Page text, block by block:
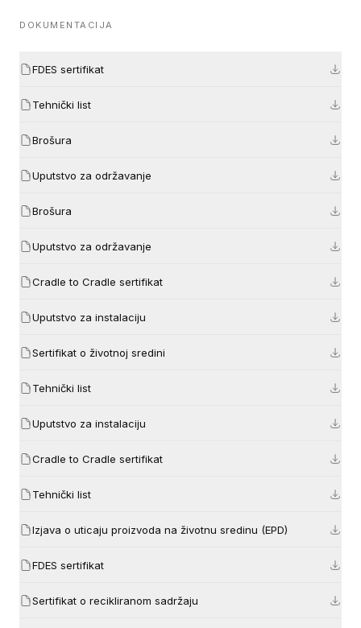
DOKUMENTACIJA
FDES sertifikat
Tehnički list
Brošura
Uputstvo za održavanje
Brošura
Uputstvo za održavanje
Cradle to Cradle sertifikat
Uputstvo za instalaciju
Sertifikat o životnoj sredini
Tehnički list
Uputstvo za instalaciju
Cradle to Cradle sertifikat
Tehnički list
Izjava o uticaju proizvoda na životnu sredinu (EPD)
FDES sertifikat
Sertifikat o recikliranom sadržaju